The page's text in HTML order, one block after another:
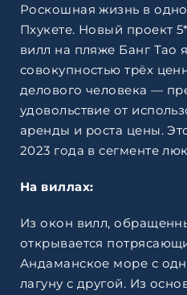
Роскошная жизнь в
Пхукете. Новый проект
вилл на пляже Банг Тао
совокупностью трёх
делового человека —
удовольствие от
аренды и роста цены.
2023 года в сегменте
На виллах:
Из окон вилл,
открывается
Андаманское море с
лагуну с другой. Из